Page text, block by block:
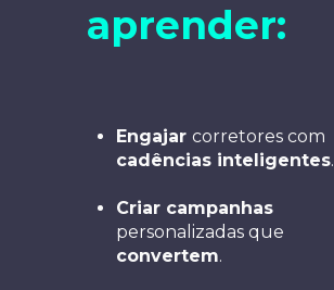
aprender:
Engajarcorretores com
cadências inteligentes.
Criar campanhas
personalizadas que
convertem.